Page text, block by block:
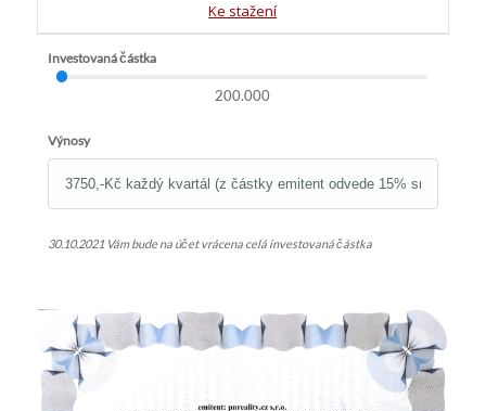
Ke stažení
Investovaná částka
200.000
Výnosy
30.10.2021 Vám bude na účet vrácena celá investovaná částka